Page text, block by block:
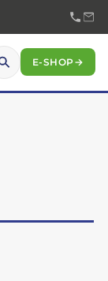
E-SHOP→